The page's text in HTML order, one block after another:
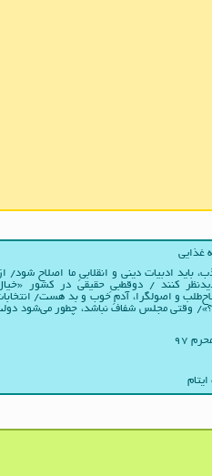
غذایی
باید ادبیات دینی و انقلابیِ ما اصلاح شود/
کنند / دوقطبیِ حقیقی در کشور
و اصولگرا، آدمِ خوب و بد هست/
وقتی مجلس شفاف نباشد، چطور می‌شود
۹۷